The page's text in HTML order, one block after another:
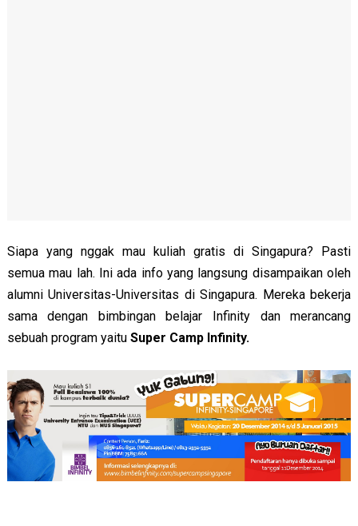
Siapa yang nggak mau kuliah gratis di Singapura? Pasti
semua mau lah. Ini ada info yang langsung disampaikan oleh
alumni Universitas-Universitas di Singapura. Mereka bekerja
sama dengan bimbingan belajar Infinity dan merancang
sebuah program yaitu Super Camp Infinity.